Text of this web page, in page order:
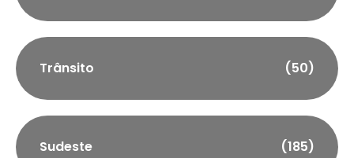
Trânsito (50)
Sudeste (185)